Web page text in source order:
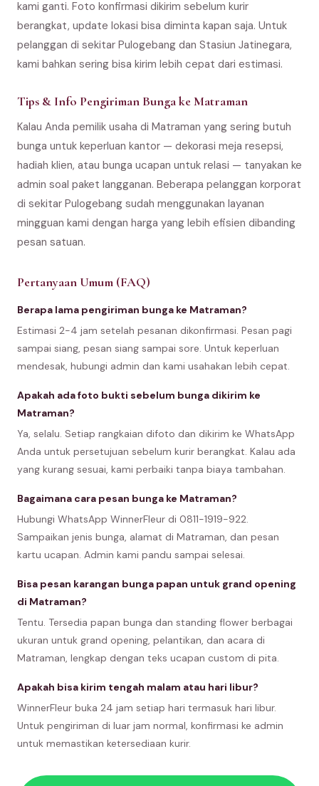
kami ganti. Foto konfirmasi dikirim sebelum kurir
berangkat, update lokasi bisa diminta kapan saja. Untuk
pelanggan di sekitar Pulogebang dan Stasiun Jatinegara,
kami bahkan sering bisa kirim lebih cepat dari estimasi.
Tips & Info Pengiriman Bunga ke Matraman
Kalau Anda pemilik usaha di Matraman yang sering butuh
bunga untuk keperluan kantor — dekorasi meja resepsi,
hadiah klien, atau bunga ucapan untuk relasi — tanyakan ke
admin soal paket langganan. Beberapa pelanggan korporat
di sekitar Pulogebang sudah menggunakan layanan
mingguan kami dengan harga yang lebih efisien dibanding
pesan satuan.
Pertanyaan Umum (FAQ)
Berapa lama pengiriman bunga ke Matraman?
Estimasi 2-4 jam setelah pesanan dikonfirmasi. Pesan pagi
sampai siang, pesan siang sampai sore. Untuk keperluan
mendesak, hubungi admin dan kami usahakan lebih cepat.
Apakah ada foto bukti sebelum bunga dikirim ke
Matraman?
Ya, selalu. Setiap rangkaian difoto dan dikirim ke WhatsApp
Anda untuk persetujuan sebelum kurir berangkat. Kalau ada
yang kurang sesuai, kami perbaiki tanpa biaya tambahan.
Bagaimana cara pesan bunga ke Matraman?
Hubungi WhatsApp WinnerFleur di 0811-1919-922.
Sampaikan jenis bunga, alamat di Matraman, dan pesan
kartu ucapan. Admin kami pandu sampai selesai.
Bisa pesan karangan bunga papan untuk grand opening
di Matraman?
Tentu. Tersedia papan bunga dan standing flower berbagai
ukuran untuk grand opening, pelantikan, dan acara di
Matraman, lengkap dengan teks ucapan custom di pita.
Apakah bisa kirim tengah malam atau hari libur?
WinnerFleur buka 24 jam setiap hari termasuk hari libur.
Untuk pengiriman di luar jam normal, konfirmasi ke admin
untuk memastikan ketersediaan kurir.